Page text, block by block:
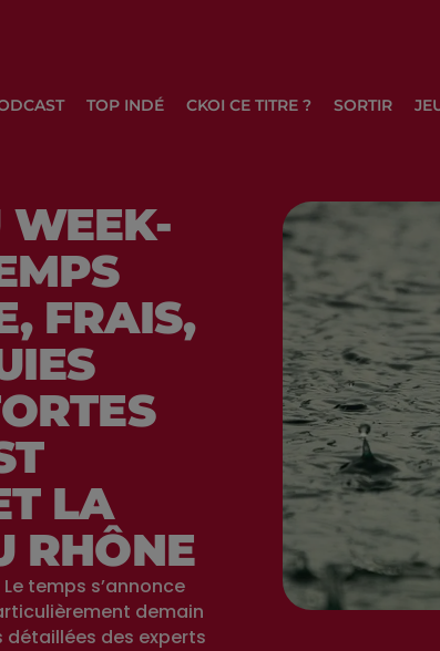
TOP INDÉ CKOI CE TITRE ? SORTIR
WEEK-
FRAIS,
LA
RHÔNE
temps s’annonce
demain
détaillées des experts